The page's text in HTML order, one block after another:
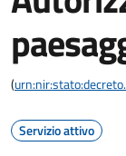
(
Servizio attivo